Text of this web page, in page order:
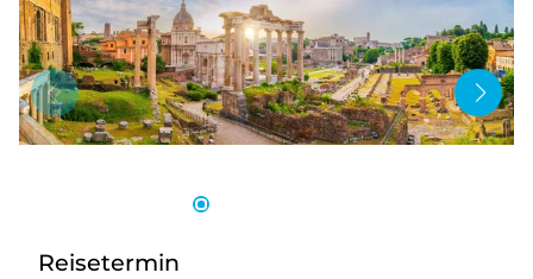
Mehrtagesreisen
Tagesreisen
Bus anmieten
Service
Reisetermin